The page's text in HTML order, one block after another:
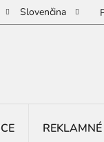
Slovenčina